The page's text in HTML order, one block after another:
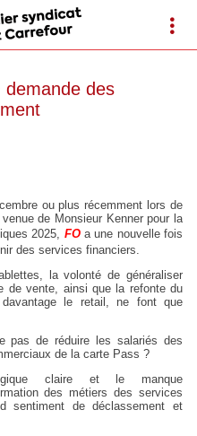
demande des
ou plus récemment lors de
de Monsieur Kenner pour la
2025, FO a une nouvelle fois
des services financiers.
la volonté de généraliser
de vente, ainsi que la refonte du
le retail, ne font que
pas de réduire les salariés des
de la carte Pass ?
claire et le manque
des métiers des services
sentiment de déclassement et